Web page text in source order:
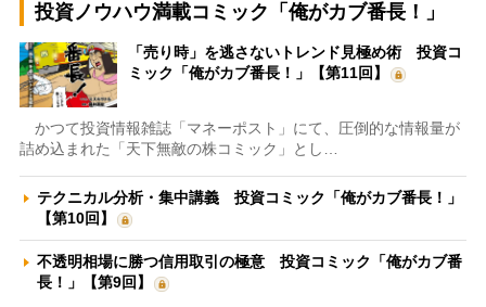
投資ノウハウ満載コミック「俺がカブ番長！」
「売り時」を逃さないトレンド見極め術 投資コ
ミック「俺がカブ番長！」【第11回】
かつて投資情報雑誌「マネーポスト」にて、圧倒的な情報量が
詰め込まれた「天下無敵の株コミック」とし…
テクニカル分析・集中講義 投資コミック「俺がカブ番長！」
【第10回】
不透明相場に勝つ信用取引の極意 投資コミック「俺がカブ番
長！」【第9回】